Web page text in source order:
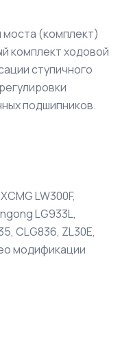
моста (комплект)
комплект ходовой
ступичного
подшипников.
LW300F,
LG933L,
CLG836, ZL30E,
модификации